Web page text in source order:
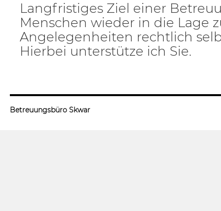
Langfristiges Ziel einer
Menschen wieder in die Lage
Angelegenheiten rechtlich
Hierbei unterstütze ich Sie.
Betreuungsbüro Skwar